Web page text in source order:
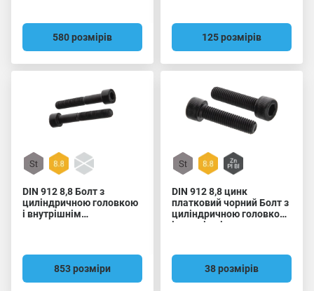
580 розмірів 125 розмірів
DIN 912 8,8 Болт з
циліндричною головкою
і внутрішнім
853 розміри
DIN 912 8,8 цинк
платковий чорний Болт з
циліндричною головкою
і внутрішнім
38 розмірів